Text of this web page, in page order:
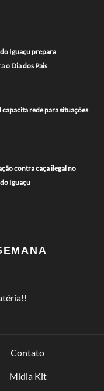
Iguaçu prepara
o Dia dos Pais
capacita rede para situações
contra caça ilegal no
Iguaçu
Contato
Mídia Kit